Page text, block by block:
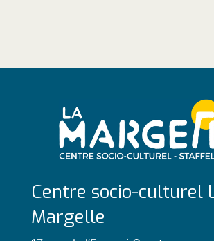
Centre socio-culturel
Margelle